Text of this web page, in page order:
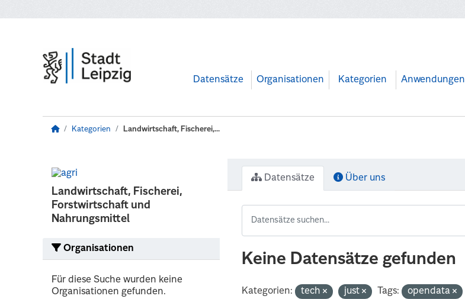
Datensätze Organisationen Kategorien Anwendungen
Kategorien Landwirtschaft, Fischerei,...
Landwirtschaft, Fischerei,
Forstwirtschaft und
Nahrungsmittel
Organisationen
Für diese Suche wurden keine
Organisationen gefunden.
Datensätze Über uns
Keine Datensätze gefunden
Kategorien: tech just Tags: opendata